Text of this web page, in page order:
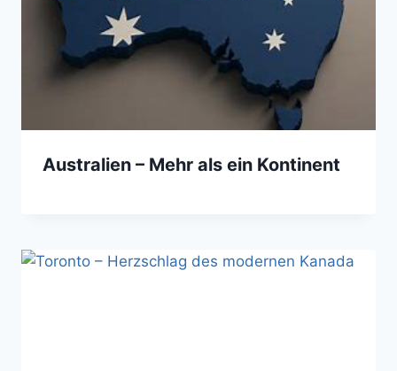
Australien – Mehr als ein Kontinent